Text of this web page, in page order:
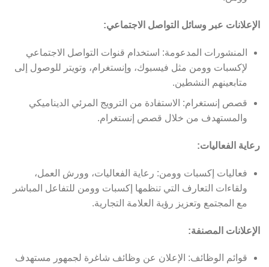
الإعلانات عبر وسائل التواصل الاجتماعي:
المنشورات المدعومة: استخدام قنوات التواصل الاجتماعي
لإكسبات وومن مثل فيسبوك، وإنستغرام، وتويتر للوصول إلى
متابعينهم النشطين.
قصص إنستغرام: الاستفادة من الترويج المرئي الديناميكي
والمستهدف من خلال قصص إنستغرام.
رعاية الفعاليات:
فعاليات إكسبات وومن: رعاية الفعاليات، وورش العمل،
ولقاءات التعارف التي تنظمها إكسبات وومن للتفاعل المباشر
مع المجتمع وتعزيز رؤية العلامة التجارية.
الإعلانات المصنفة:
قوائم الوظائف: الإعلان عن وظائف شاغرة لجمهور مستهدف